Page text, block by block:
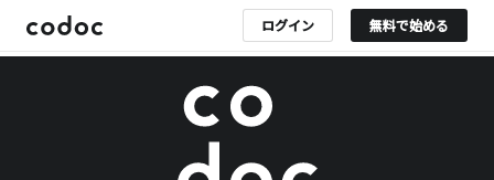
ログイン 無料で始める